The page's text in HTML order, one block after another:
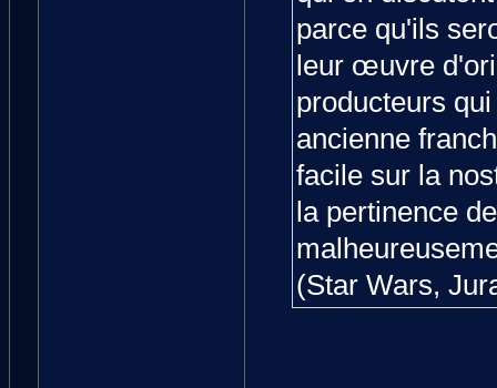
parce qu'ils
leur œuvre
producteurs
ancienne
facile sur la
la pertinence
(Star Wars,